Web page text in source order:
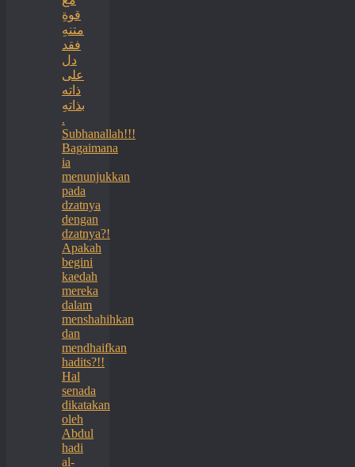
قوةِ
متنهِ
فقد
دل
على
ذاته
بذاتهِ
.
Subhanallah!!!
Bagaimana
ia
menunjukkan
pada
dzatnya
dengan
dzatnya?!
Apakah
begini
kaedah
mereka
dalam
menshahihkan
dan
mendhaifkan
hadits?!!
Hal
senada
dikatakan
oleh
Abdul
hadi
al-